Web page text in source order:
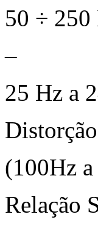
50 ÷
–
25 Hz a
(100Hz
Relação